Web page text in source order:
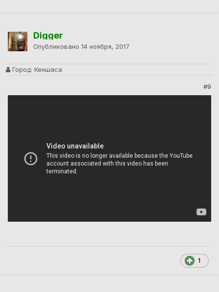
Digger
Опубликовано 14 ноября, 2017
Город: Кеншаса
#9
1